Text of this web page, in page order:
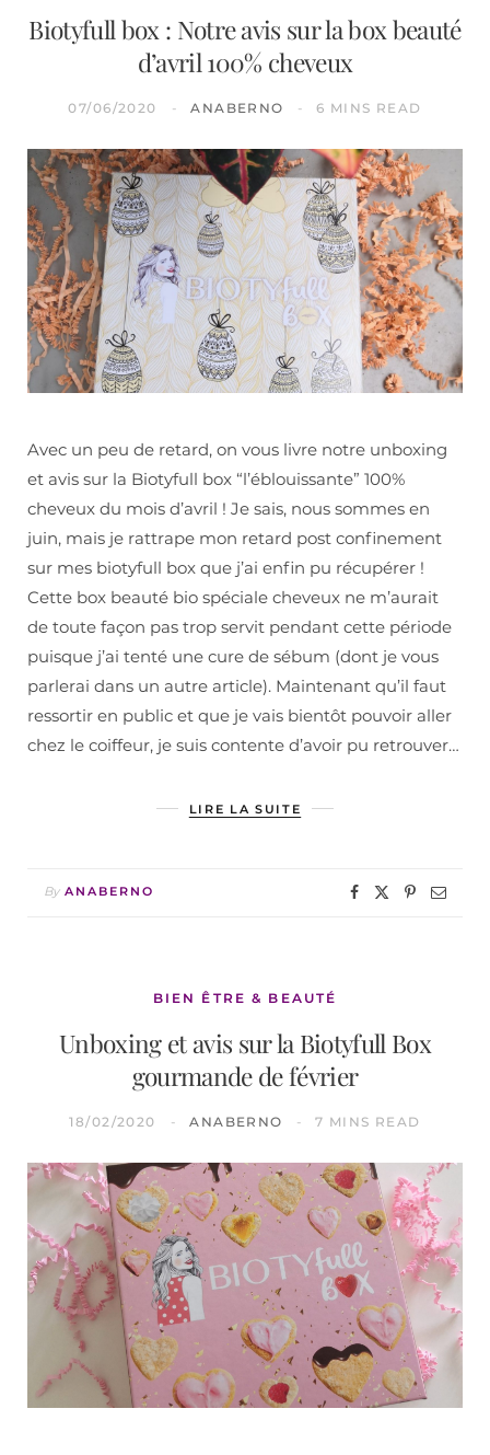
Biotyfull box : Notre avis sur la box beauté
d’avril 100% cheveux
07/06/2020 ANABERNO 6 MINS READ
Avec un peu de retard, on vous livre notre unboxing
et avis sur la Biotyfull box “l’éblouissante” 100%
cheveux du mois d’avril ! Je sais, nous sommes en
juin, mais je rattrape mon retard post confinement
sur mes biotyfull box que j’ai enfin pu récupérer !
Cette box beauté bio spéciale cheveux ne m’aurait
de toute façon pas trop servit pendant cette période
puisque j’ai tenté une cure de sébum (dont je vous
parlerai dans un autre article). Maintenant qu’il faut
ressortir en public et que je vais bientôt pouvoir aller
chez le coiffeur, je suis contente d’avoir pu retrouver…
LIRE LA SUITE
By ANABERNO
BIEN ÊTRE & BEAUTÉ
Unboxing et avis sur la Biotyfull Box
gourmande de février
18/02/2020 ANABERNO 7 MINS READ